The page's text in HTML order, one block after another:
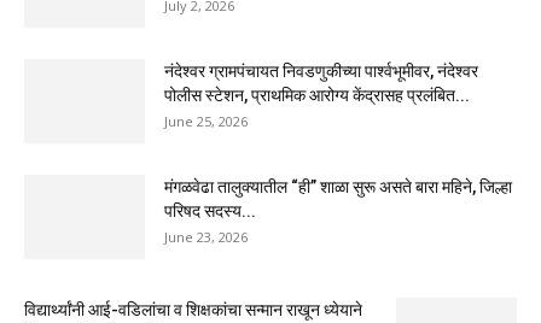
July 2, 2026
नंदेश्वर ग्रामपंचायत निवडणुकीच्या पार्श्वभूमीवर, नंदेश्वर
पोलीस स्टेशन, प्राथमिक आरोग्य केंद्रासह प्रलंबित...
June 25, 2026
मंगळवेढा तालुक्यातील “ही” शाळा सुरू असते बारा महिने, जिल्हा
परिषद सदस्य...
June 23, 2026
विद्यार्थ्यांनी आई-वडिलांचा व शिक्षकांचा सन्मान राखून ध्येयाने